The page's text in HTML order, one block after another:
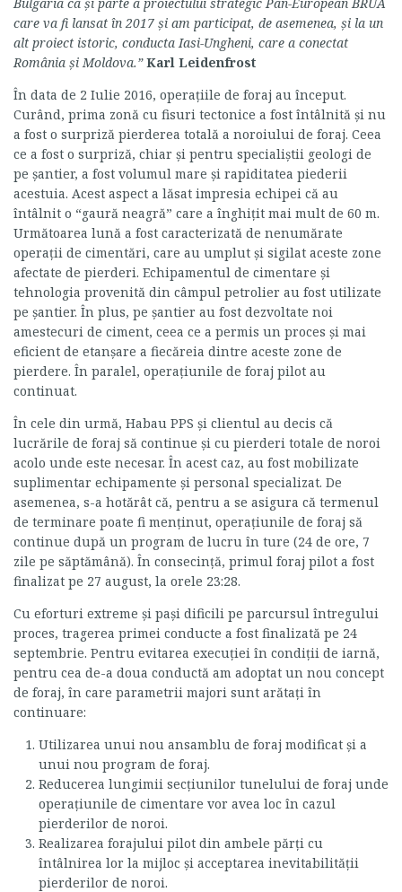
care va fi lansat în 2017 şi am participat, de asemenea, şi la un
alt proiect istoric, conducta Iasi-Ungheni, care a conectat
România şi Moldova.”Karl Leidenfrost
În data de 2 Iulie 2016, operaţiile de foraj au început.
Curând, prima zonă cu fisuri tectonice a fost întâlnită şi nu
a fost o surpriză pierderea totală a noroiului de foraj. Ceea
ce a fost o surpriză, chiar şi pentru specialiştii geologi de
pe şantier, a fost volumul mare şi rapiditatea piederii
acestuia. Acest aspect a lăsat impresia echipei că au
întâlnit o “gaură neagră” care a înghiţit mai mult de 60 m.
Următoarea lună a fost caracterizată de nenumărate
operaţii de cimentări, care au umplut şi sigilat aceste zone
afectate de pierderi. Echipamentul de cimentare şi
tehnologia provenită din câmpul petrolier au fost utilizate
pe şantier. În plus, pe şantier au fost dezvoltate noi
amestecuri de ciment, ceea ce a permis un proces şi mai
eficient de etanşare a fiecăreia dintre aceste zone de
pierdere. În paralel, operaţiunile de foraj pilot au
continuat.
În cele din urmă, Habau PPS şi clientul au decis că
lucrările de foraj să continue şi cu pierderi totale de noroi
acolo unde este necesar. În acest caz, au fost mobilizate
suplimentar echipamente şi personal specializat. De
asemenea, s-a hotărât că, pentru a se asigura că termenul
de terminare poate fi menţinut, operaţiunile de foraj să
continue după un program de lucru în ture (24 de ore, 7
zile pe săptămână). În consecinţă, primul foraj pilot a fost
finalizat pe 27 august, la orele 23:28.
Cu eforturi extreme şi paşi dificili pe parcursul întregului
proces, tragerea primei conducte a fost finalizată pe 24
septembrie. Pentru evitarea execuţiei în condiţii de iarnă,
pentru cea de-a doua conductă am adoptat un nou concept
de foraj, în care parametrii majori sunt arătaţi în
continuare:
Utilizarea unui nou ansamblu de foraj modificat şi a
unui nou program de foraj.
Reducerea lungimii secţiunilor tunelului de foraj unde
operaţiunile de cimentare vor avea loc în cazul
pierderilor de noroi.
Realizarea forajului pilot din ambele părţi cu
întâlnirea lor la mijloc şi acceptarea inevitabilităţii
pierderilor de noroi.